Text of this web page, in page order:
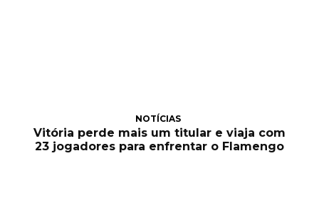
NOTÍCIAS
Vitória perde mais um titular e viaja com
23 jogadores para enfrentar o Flamengo